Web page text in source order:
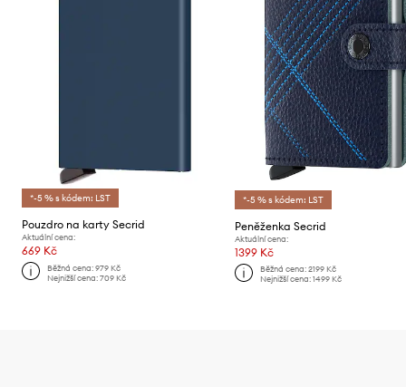
*-5 % s kódem: LST
Pouzdro na karty Secrid
Aktuální cena:
669 Kč
Běžná cena:979 Kč
Nejnižší cena:709 Kč
*-5 % s kódem: LST
Peněženka Secrid
Aktuální cena:
1399 Kč
Běžná cena: 2199 Kč
Nejnižší cena: 1499 Kč